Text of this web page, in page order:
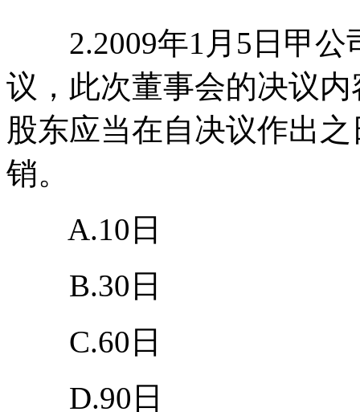
2.2009年1月5日甲公
议，此次董事会的决议
股东应当在自决议作出
销。
A.10日
B.30日
C.60日
D.90日